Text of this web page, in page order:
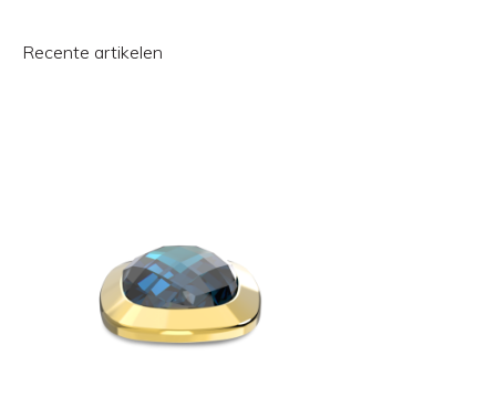
Recente artikelen